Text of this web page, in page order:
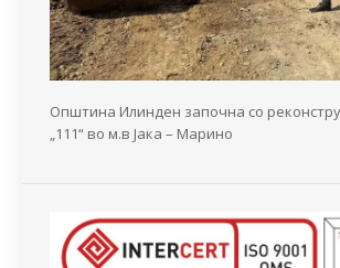
Општина Илинден започна со
„111“ во м.в Јака – Марино